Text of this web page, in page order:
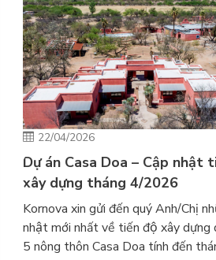
22/04/2026
Dự án Casa Doa – Cập nhật
xây dựng tháng 4/2026
Kornova xin gửi đến quý Anh/Chị
nhật mới nhất về tiến độ xây dựng
5 nông thôn Casa Doa tính đến